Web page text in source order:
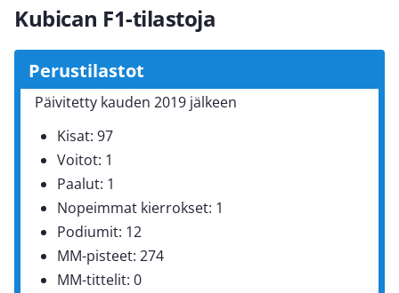
Kubican F1-tilastoja
Perustilastot
Päivitetty kauden 2019 jälkeen
Kisat: 97
Voitot: 1
Paalut: 1
Nopeimmat kierrokset: 1
Podiumit: 12
MM-pisteet: 274
MM-tittelit: 0